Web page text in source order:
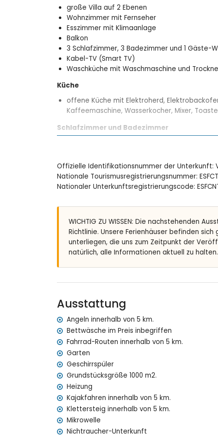
große Villa auf 2 Ebenen
Wohnzimmer mit Fernseher
Esszimmer mit Klimaanlage
Balkon
3 Schlafzimmer, 3 Badezimmer und 1 Gäste-
Kabel-TV (Smart TV)
Waschküche mit Waschmaschine und
Küche
offene Küche mit Elektroherd,
Kaffeemaschine, Wasserkocher, Mixer,
Schlafzimmer und Badezimmer
2 Schlafzimmer mit Klimaanlage, jeweils mit
Eigenes Badezimmer mit
2 eigene Badezimmer, jeweils mit
Außenbereich der Villa
eingezäuntes Grundstück
Garten mit Kies, Bäumen und Gartenmöbeln
2 Terrassen, eine davon überdacht
Grill
Außensitzbereich und Außenspeisebereich
2 private Parkplätze
Weitere Informationen
nächster Ort: Xàbia (innerhalb von 5
nächstes Ufer oder Küste: Mittelmeer, Xàbia
nächster Strand: Playa del Arenal (innerhalb
nächster Hafen: La Fontana, Xàbia
nächster Park: Pinosol, Xàbia (innerhalb von 4
nächster Flughafen: Alicante (innerhalb von
zweiter nächster Flughafen: Valencia (> 100
Rauchen nicht erlaubt
Haustiere sind nicht erlaubt
Die Unterkunft ist sehr gut geeignet für
Ausstattungen und Dienstleistungen im
Internet (WiFi)
Staubsauger, Bügeleisen und Bügelbrett
Offizielle Identifikationsnummer der Unterkunft:
Nationale Tourismusregistrierungsnummer:
Nationaler Unterkunftsregistrierungscode:
WICHTIG ZU WISSEN: Die nachstehenden
Richtlinie. Unsere Ferienhäuser befinden
unterliegen, die uns zum Zeitpunkt der
natürlich, alle Informationen aktuell zu halten.
Ausstattung
Angeln innerhalb von 5 km.
Bettwäsche im Preis inbegriffen
Fahrrad-Routen innerhalb von 5 km.
Garten
Geschirrspüler
Grundstücksgröße 1000 m2.
Heizung
Kajakfahren innerhalb von 5 km.
Klettersteig innerhalb von 5 km.
Mikrowelle
Nichtraucher-Unterkunft